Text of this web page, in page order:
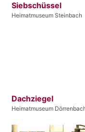
Siebschüssel
Heimatmuseum Steinbach
Dachziegel
Heimatmuseum